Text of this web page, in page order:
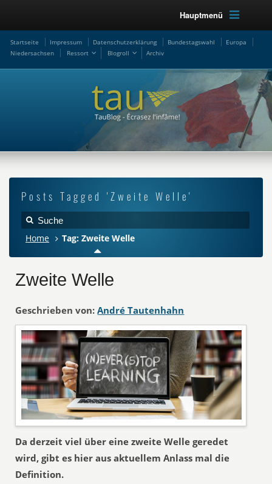
Hauptmenü
Startseite Impressum Datenschutzerklärung Bundestagswahl
Europa
Niedersachsen
Ressort Blogroll Archiv
Posts Tagged 'Zweite Welle'
Home Tag: Zweite Welle
Zweite Welle
Geschrieben von: André Tautenhahn
Da derzeit viel über eine zweite Welle geredet
wird, gibt es hier aus aktuellem Anlass mal die
Definition.